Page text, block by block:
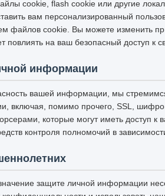
cookie, flash cookie или другие
вам персонализированный
файлов cookie. Вы можете изменить
повлиять на ваш безопасный доступ
информации
вашей информации, мы
включая, помимо прочего, SSL,
которые могут иметь
контроля полномочий в
защите личной информации